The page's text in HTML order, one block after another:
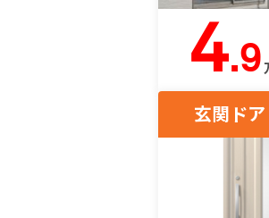
4.9
玄関ド